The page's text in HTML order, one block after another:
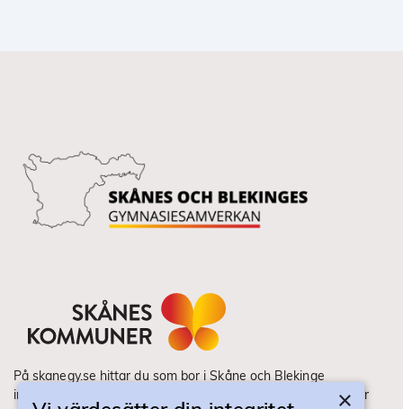
På skanegy.se hittar du som bor i Skåne och Blekinge
information om ditt gymnasieval. Här ser du vilka utbildningar
×